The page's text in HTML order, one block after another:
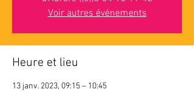
Voir autres événements
Heure et lieu
13 janv. 2023, 09:15 – 10:45